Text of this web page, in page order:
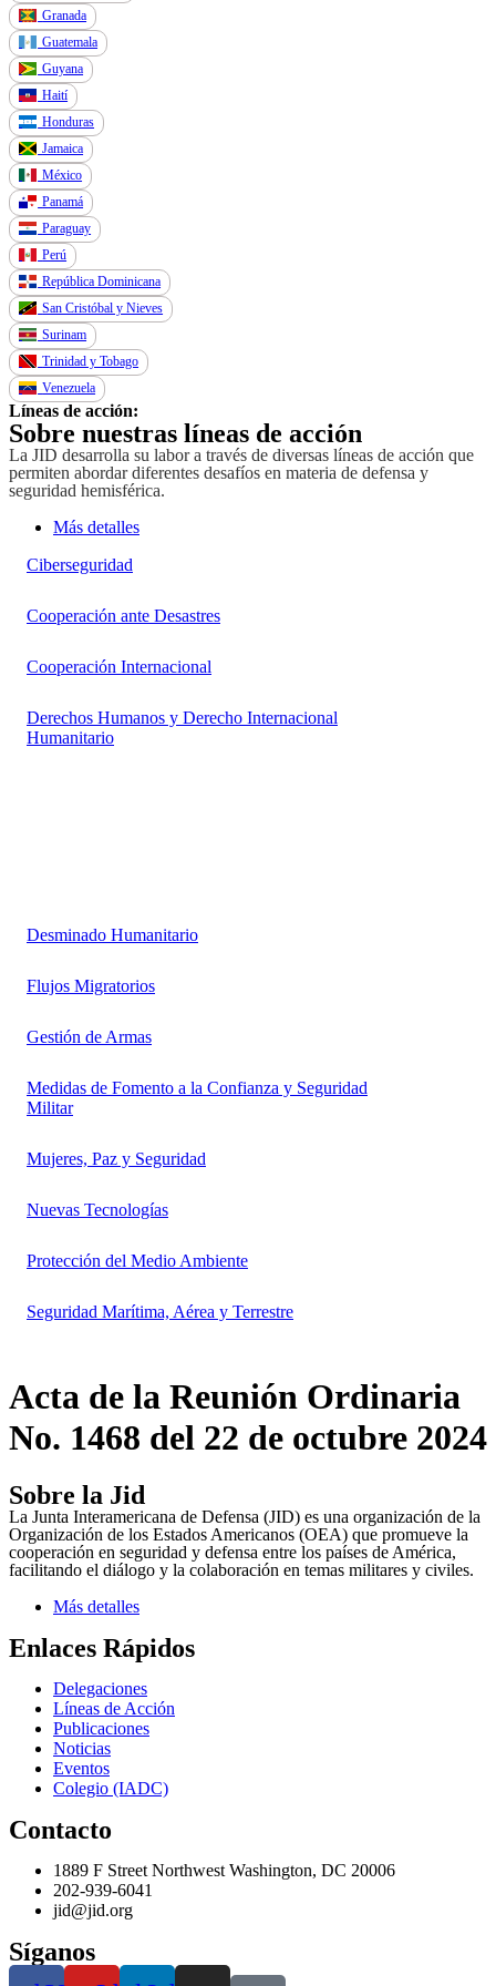
Granada
Guatemala
Guyana
Haití
Honduras
Jamaica
México
Panamá
Paraguay
Perú
República Dominicana
San Cristóbal y Nieves
Surinam
Trinidad y Tobago
Venezuela
Líneas de acción:
Sobre nuestras líneas de acción
La JID desarrolla su labor a través de diversas líneas de acción que
permiten abordar diferentes desafíos en materia de defensa y
seguridad hemisférica.
Más detalles
Ciberseguridad
Cooperación ante Desastres
Cooperación Internacional
Derechos Humanos y Derecho Internacional
Humanitario
Desminado Humanitario
Flujos Migratorios
Gestión de Armas
Medidas de Fomento a la Confianza y Seguridad
Militar
Mujeres, Paz y Seguridad
Nuevas Tecnologías
Protección del Medio Ambiente
Seguridad Marítima, Aérea y Terrestre
Acta de la Reunión Ordinaria
No. 1468 del 22 de octubre 2024
Sobre la Jid
La Junta Interamericana de Defensa (JID) es una organización de la
Organización de los Estados Americanos (OEA) que promueve la
cooperación en seguridad y defensa entre los países de América,
facilitando el diálogo y la colaboración en temas militares y civiles.
Más detalles
Enlaces Rápidos
Delegaciones
Líneas de Acción
Publicaciones
Noticias
Eventos
Colegio (IADC)
Contacto
1889 F Street Northwest Washington, DC 20006
202-939-6041
jid@jid.org
Síganos